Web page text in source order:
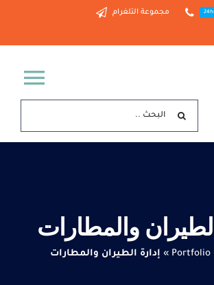
مجموعة التلغرام
الرئيسية
البحث
عن:
الطيران والمطارات
Portfolio
» إدارة الطيران والمطارات